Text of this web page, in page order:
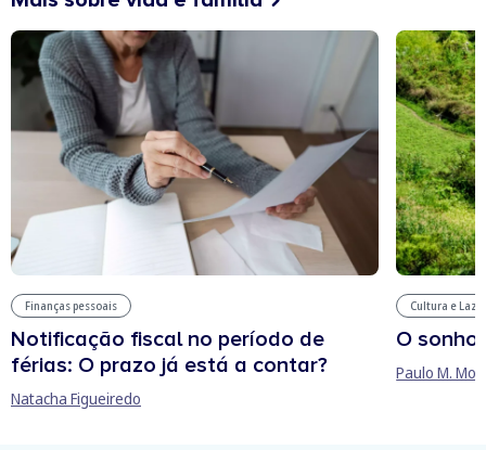
Finanças pessoais
Notificação fiscal no período de
férias: O prazo já está a contar?
Natacha Figueiredo
Cultura e
O sonho
Paulo M.